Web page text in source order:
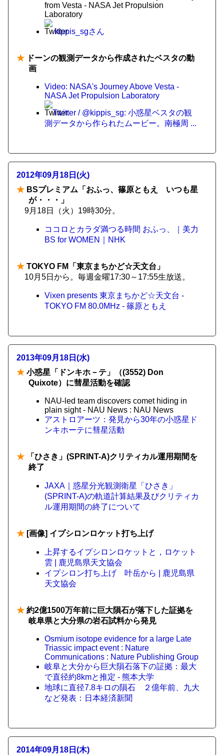
from Vesta - NASA Jet Propulsion
Laboratory
kippis_sgさん
★ ドーンの観測データから作成されたベスタの動
画
Video: NASA's Journey Above Vesta -
NASA Jet Propulsion Laboratory
Twitter / @kippis_sg: 小惑星ベスタの観
測データから作られたムービー。南極周 ...
2012年09月18日(火)
★ BSプレミアム「おふっ、篠原ともえ いつも星
が・・・」
9月18日（火）19時30分。
ココロとカラダ満つる時間 おふっ、｜美力
BS for WOMEN｜NHK
★ TOKYO FM「東京まちかど☆天文台」
10月5日から。毎週金曜17:30～17:55生放送。
Vixen presents 東京まちかど☆天文台 -
TOKYO FM 80.0MHz - 篠原ともえ
2013年09月18日(水)
★ 小惑星「ドンキホ－テ」（(3552) Don
Quixote）に彗星活動を確認
NAU-led team discovers comet hiding in
plain sight - NAU News : NAU News
アストロアーツ：発見から30年の小惑星ド
ンキホーテに彗星活動
★ 「ひさき」(SPRINT-A)クリティカル運用期間を
終了
JAXA｜惑星分光観測衛星「ひさき」
(SPRINT-A)の軌道計算結果及びクリティカ
ル運用期間の終了について
★ [画像] イプシロンロケット打ち上げ
上昇するイプシロンロケットと，ロケット
雲 | 鹿児島県天文協会
イプシロン打ち上げ 叶岳から | 鹿児島県
天文協会
★ 約2億1500万年前に巨大隕石が落下した証拠を
岐阜県と大分県の岩石試料から発見
Osmium isotope evidence for a large Late
Triassic impact event : Nature
Communications : Nature Publishing Group
岐阜と大分から巨大隕石落下の証拠：最大
で直径約8kmと推定 - 熊本大学
地球に直径7.8キロの隕石 ２億年前、九大
など発表：日本経済新聞
2014年09月18日(木)